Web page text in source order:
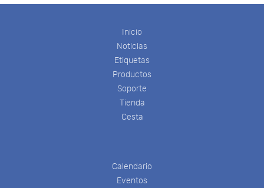
Inicio
Noticias
Etiquetas
Productos
Soporte
Tienda
Cesta
Calendario
Eventos